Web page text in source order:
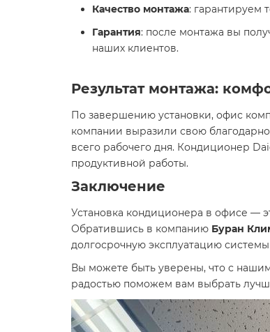
Качество монтажа: гарантируем
Гарантия: после монтажа вы
наших клиентов.
Результат монтажа:
По завершению установки, офис
компании выразили свою
всего рабочего дня. Кондиционер
продуктивной работы.
Заключение
Установка кондиционера в офисе —
Обратившись в компанию Буран
долгосрочную эксплуатацию
Вы можете быть уверены, что с
радостью поможем вам выбрать